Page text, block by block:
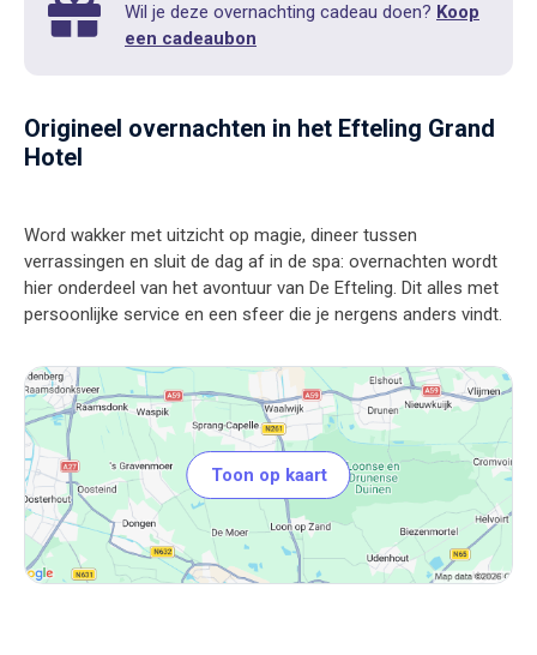
Wil je deze overnachting cadeau doen? Koop
een cadeaubon
Origineel overnachten in het Efteling Grand
Hotel
Word wakker met uitzicht op magie, dineer tussen
verrassingen en sluit de dag af in de spa: overnachten wordt
hier onderdeel van het avontuur van De Efteling. Dit alles met
Toon op kaart